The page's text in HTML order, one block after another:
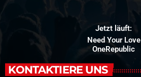
Jetzt läuft:
Need Your Love
OneRepublic
KONTAKTIERE UNS